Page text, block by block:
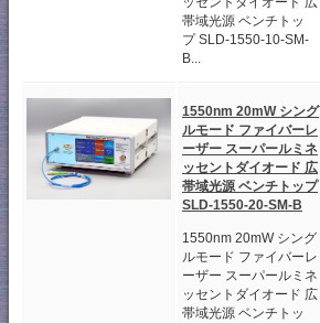
帯域光源 ベンチトッ
プ SLD-1550-10-SM-
B...
1550nm 20mW シング
ルモード ファイバーレ
ーザー スーパールミネ
ッセントダイオード 広
帯域光源 ベンチトップ
SLD-1550-20-SM-B
1550nm 20mW シング
ルモード ファイバーレ
ーザー スーパールミネ
ッセントダイオード 広
帯域光源 ベンチトッ